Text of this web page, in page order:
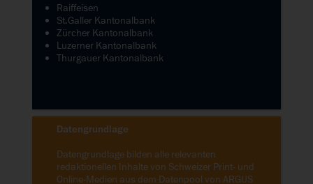
Raiffeisen
St.Galler Kantonalbank
Zürcher Kantonalbank
Luzerner Kantonalbank
Thurgauer Kantonalbank
Datengrundlage
Datengrundlage bilden alle relevanten
redaktionellen Inhalte von Schweizer Print- und
Online-Medien aus dem Datenpool von ARGUS